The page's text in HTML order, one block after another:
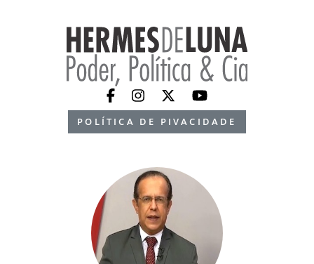
POLÍTICA DE PIVACIDADE